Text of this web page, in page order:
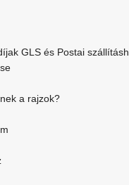
GLS és Postai
a rajzok?